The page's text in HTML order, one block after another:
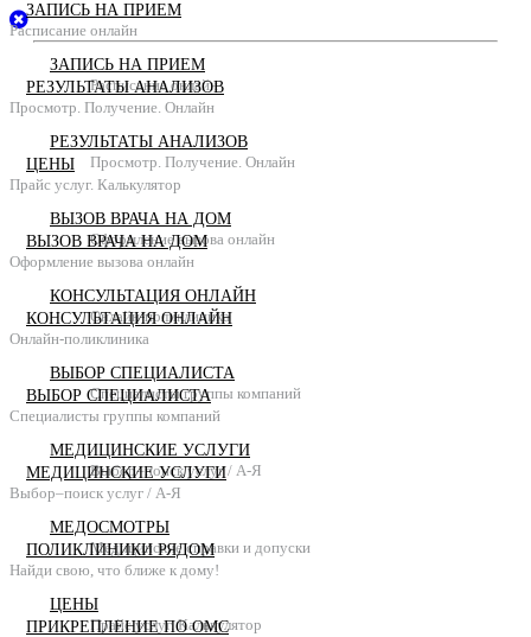
ЗАПИСЬ НА ПРИЕМ
Расписание онлайн
РЕЗУЛЬТАТЫ АНАЛИЗОВ
Просмотр. Получение. Онлайн
ВЫЗОВ ВРАЧА НА ДОМ
Оформление вызова онлайн
КОНСУЛЬТАЦИЯ ОНЛАЙН
Онлайн-поликлиника
ВЫБОР СПЕЦИАЛИСТА
Специалисты группы компаний
МЕДИЦИНСКИЕ УСЛУГИ
Выбор–поиск услуг / А-Я
МЕДОСМОТРЫ
Медицинские справки и допуски
ЦЕНЫ
Прайс услуг. Калькулятор
ЗАПИСЬ НА ПРИЕМ
Расписание онлайн
РЕЗУЛЬТАТЫ АНАЛИЗОВ
Просмотр. Получение. Онлайн
ЦЕНЫ
Прайс услуг. Калькулятор
ВЫЗОВ ВРАЧА НА ДОМ
Оформление вызова онлайн
КОНСУЛЬТАЦИЯ ОНЛАЙН
Онлайн-поликлиника
ВЫБОР СПЕЦИАЛИСТА
Специалисты группы компаний
МЕДИЦИНСКИЕ УСЛУГИ
Выбор–поиск услуг / А-Я
ПОЛИКЛИНИКИ РЯДОМ
Найди свою, что ближе к дому!
ПРИКРЕПЛЕНИЕ ПО ОМС